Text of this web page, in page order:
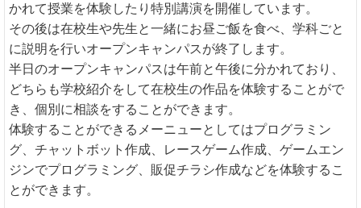
かれて授業を体験したり特別講演を開催しています。
その後は在校生や先生と一緒にお昼ご飯を食べ、学科ごと
に説明を行いオープンキャンパスが終了します。
半日のオープンキャンパスは午前と午後に分かれており、
どちらも学校紹介をして在校生の作品を体験することがで
き、個別に相談をすることができます。
体験することができるメーニューとしてはプログラミン
グ、チャットボット作成、レースゲーム作成、ゲームエン
ジンでプログラミング、販促チラシ作成などを体験するこ
とができます。